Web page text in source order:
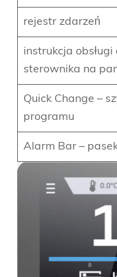
rejestr zdarzeń
instrukcja
sterownika na
Quick Change –
programu
Alarm Bar –